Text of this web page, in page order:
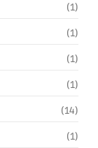
(1)
(1)
(1)
(1)
(14)
(1)